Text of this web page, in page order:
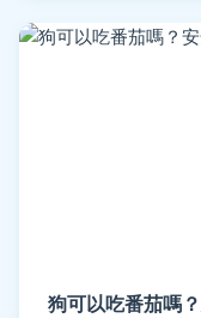
狗可以吃番茄嗎